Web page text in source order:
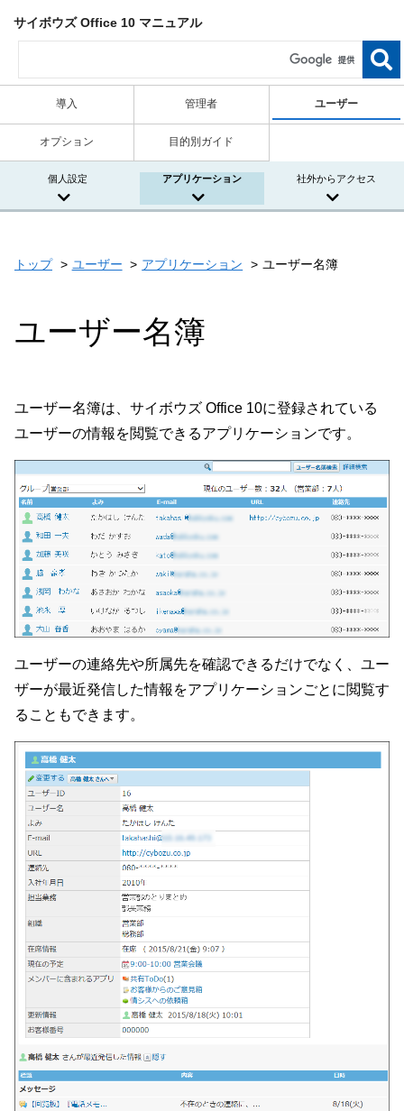
サイボウズ Office 10 マニュアル
導入 管理者 ユーザー
オプション 目的別ガイド
個人設定 アプリケーション 社外からアクセス
トップ ユーザー アプリケーション ユーザー名簿
ユーザー名簿
ユーザー名簿は、サイボウズ Office 10に登録されている
ユーザーの情報を閲覧できるアプリケーションです。
ユーザーの連絡先や所属先を確認できるだけでなく、ユー
ザーが最近発信した情報をアプリケーションごとに閲覧す
ることもできます。